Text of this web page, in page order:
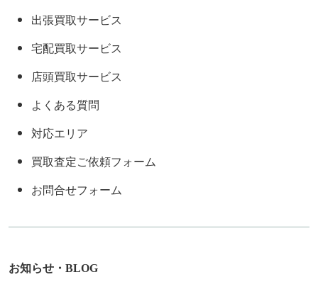
出張買取サービス
宅配買取サービス
店頭買取サービス
よくある質問
対応エリア
買取査定ご依頼フォーム
お問合せフォーム
お知らせ・BLOG